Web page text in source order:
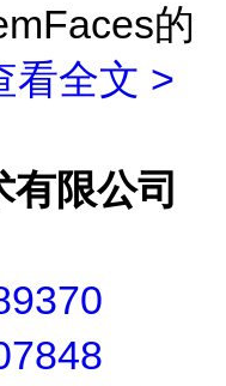
的
看全文 >
限公司